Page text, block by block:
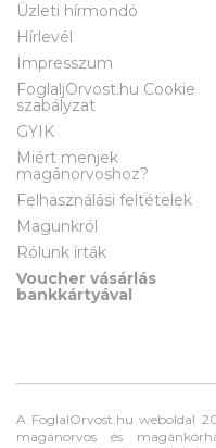
Üzleti hírmondó
Hírlevél
Impresszum
FoglaljOrvost.hu Cookie
szabályzat
GYIK
Miért menjek
magánorvoshoz?
Felhasználási feltételek
Magunkról
Rólunk írták
Voucher vásárlás
bankkártyával
A FoglalOrvost.hu weboldal
magánorvos és